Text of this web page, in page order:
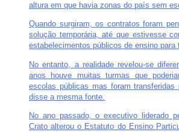
altura em que havia zonas do país sem
Quando surgiram, os contratos foram
solução temporária, até que estivesse
estabelecimentos públicos de ensino para
No entanto, a realidade revelou-se
anos houve muitas turmas que
escolas públicas mas foram transferidas
disse a mesma fonte.
No ano passado, o executivo liderado
Crato alterou o Estatuto do Ensino